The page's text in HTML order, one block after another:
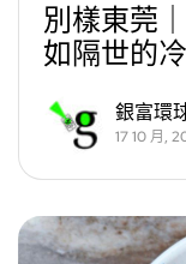
別樣東莞
如隔世的
銀富環
17 10 月,